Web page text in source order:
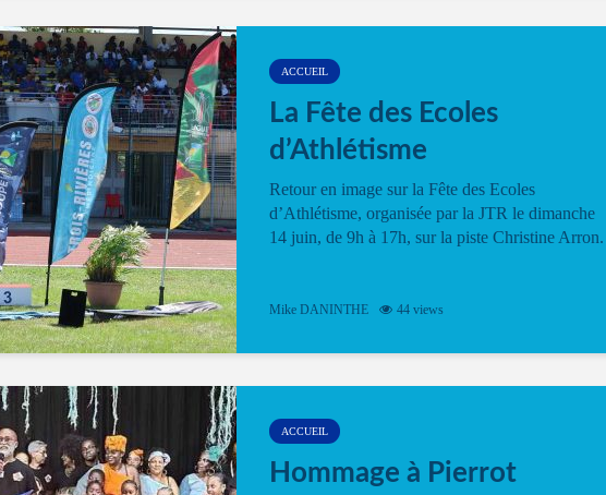
ACCUEIL
La Fête des Ecoles
d’Athlétisme
Retour en image sur la Fête des Ecoles
d’Athlétisme, organisée par la JTR le dimanche
14 juin, de 9h à 17h, sur la piste Christine Arron.
Mike DANINTHE 44 views
ACCUEIL
Hommage à Pierrot